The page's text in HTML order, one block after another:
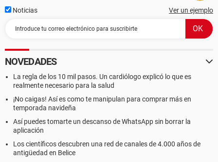
Noticias Ver un ejemplo
NOVEDADES
La regla de los 10 mil pasos. Un cardiólogo explicó lo que es
realmente necesario para la salud
¡No caigas! Así es como te manipulan para comprar más en
temporada navideña
Así puedes tomarte un descanso de WhatsApp sin borrar la
aplicación
Los científicos descubren una red de canales de 4.000 años de
antigüedad en Belice